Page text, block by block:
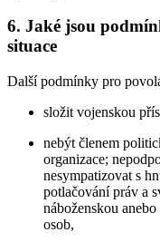
6. Jaké jsou
situace
Další podmínky pro
složit vojenskou
nebýt členem
organizace;
nesympatizovat s
potlačování práv a
náboženskou
osob,